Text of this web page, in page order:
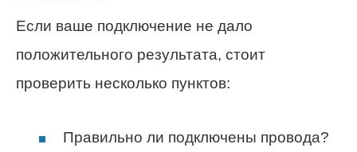
Если ваше подключение не дало
положительного результата, стоит
проверить несколько пунктов:
Правильно ли подключены провода?